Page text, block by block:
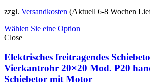
zzgl. Versandkosten (Aktuell 6-8 Wochen
Wählen Sie eine Option
Close
Elektrisches freitragendes
Vierkantrohr 20×20 Mod. P20
Schiebetor mit Motor